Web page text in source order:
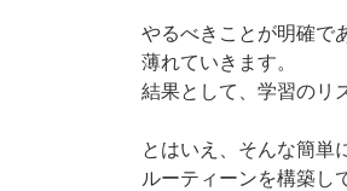
やるべきことが明確で
薄れていきます。
結果として、学習のリ
とはいえ、そんな簡単
ルーティーンを構築し